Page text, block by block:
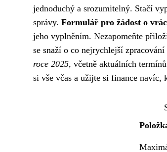
jednoduchý a srozumitelný. Stačí
správy. Formulář pro žádost o
jeho vyplněním. Nezapomeňte
se snaží o co nejrychlejší
roce 2025, včetně aktuálních
si vše včas a užijte si finance navíc,